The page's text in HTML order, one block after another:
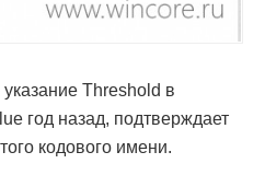
Threshold в
год назад, подтверждает
кодового имени.